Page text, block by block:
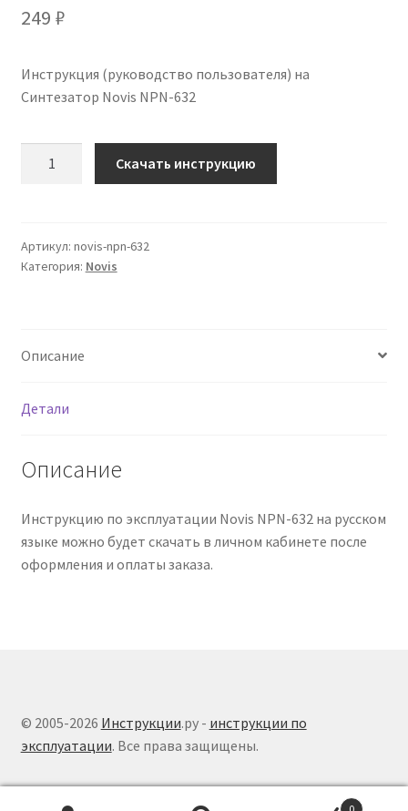
249 ₽
Инструкция (руководство пользователя) на
Синтезатор Novis NPN-632
Novis
NPN-
языке
Скачать инструкцию
Артикул: novis-npn-632
Категория: Novis
Описание
Детали
Описание
Инструкцию по эксплуатации Novis NPN-632 на русском
языке можно будет скачать в личном кабинете после
оформления и оплаты заказа.
© 2005-2026 Инструкции.ру - инструкции по
эксплуатации. Все права защищены.